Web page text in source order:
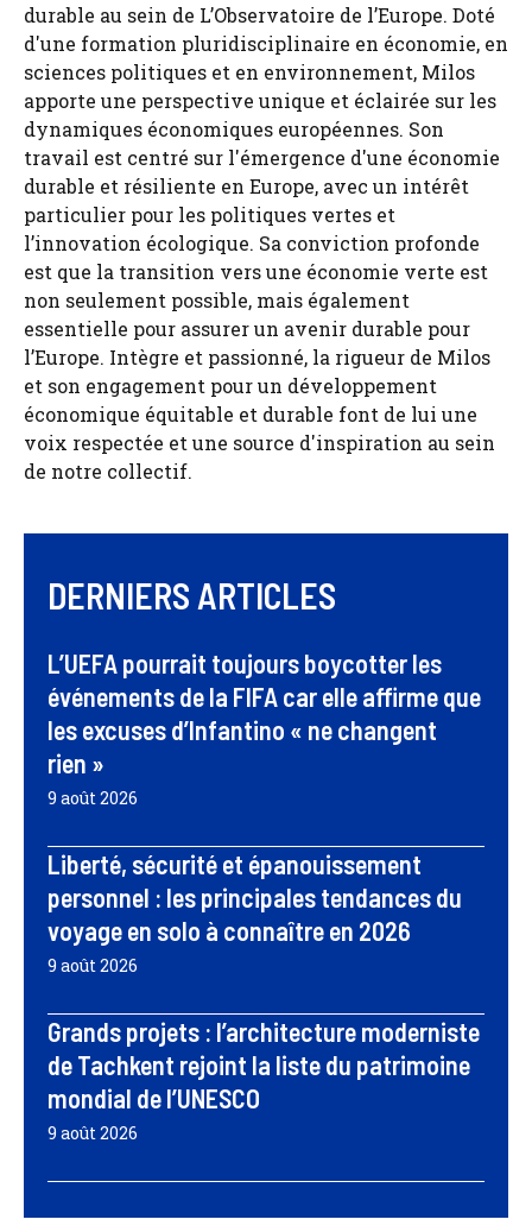
durable au sein de L’Observatoire de l’Europe. Doté
d'une formation pluridisciplinaire en économie, en
sciences politiques et en environnement, Milos
apporte une perspective unique et éclairée sur les
dynamiques économiques européennes. Son
travail est centré sur l'émergence d'une économie
durable et résiliente en Europe, avec un intérêt
particulier pour les politiques vertes et
l’innovation écologique. Sa conviction profonde
est que la transition vers une économie verte est
non seulement possible, mais également
essentielle pour assurer un avenir durable pour
l’Europe. Intègre et passionné, la rigueur de Milos
et son engagement pour un développement
économique équitable et durable font de lui une
voix respectée et une source d'inspiration au sein
de notre collectif.
DERNIERS ARTICLES
L’UEFA pourrait toujours boycotter les
événements de la FIFA car elle affirme que
les excuses d’Infantino « ne changent
rien »
9 août 2026
Liberté, sécurité et épanouissement
personnel : les principales tendances du
voyage en solo à connaître en 2026
9 août 2026
Grands projets : l’architecture moderniste
de Tachkent rejoint la liste du patrimoine
mondial de l’UNESCO
9 août 2026